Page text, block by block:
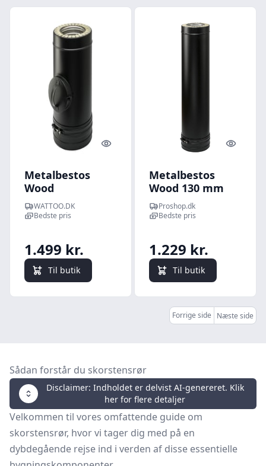
Quick look
Metalbestos
Wood
skorstensrr, 150
mm, 500 mm
inspektionslem,
sort
WATTOO.DK
Bedste pris
1.499 kr.
Til butik
Quick
Metalbestos
Wood 130 mm
længde 1000 mm
Proshop.dk
Bedste pris
1.229 kr.
Til butik
Forrige side Næste side
Sådan forstår du skorstensrør
Disclaimer: Indholdet er delvist AI-genereret. Klik
her for flere detaljer
Velkommen til vores omfattende guide om
skorstensrør, hvor vi tager dig med på en
dybdegående rejse ind i verden af disse essentielle